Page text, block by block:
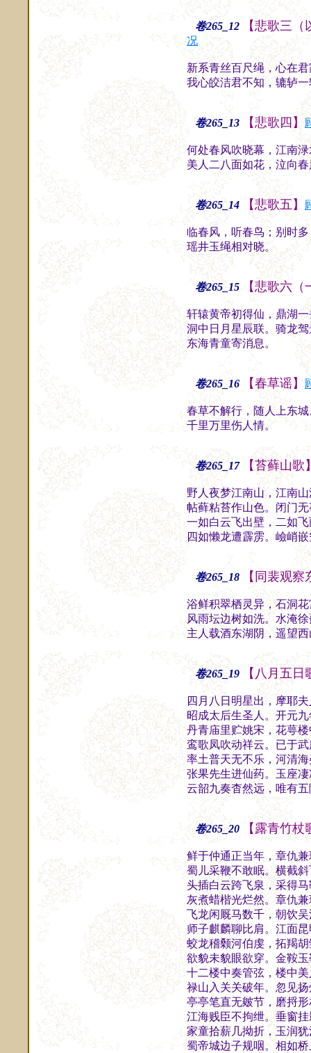
卷265_12 【悲歌三
况
新系青丝百尺绳，心在
我心皎洁君不知，辘轳
卷265_13 【悲歌四】
何处春风吹晓幕，江南
美人二八面如花，泣向
卷265_14 【悲歌五】
临春风，听春鸟；别时
瑶井玉绳相对晓。斋
卷265_15 【悲歌六
轩辕黄帝初得仙，鼎湖
洞中日月星辰联。骑龙
东海青童寄消息。
卷265_16 【春草谣】
春草不解行，随人上东
千里万里伤人情。 古
卷265_17 【苔藓山歌
野人夜梦江南山，江南
帖藓粘苔作山色。闭门
一如白云飞出壁，二如
四如懒龙遭霹雳。嶮峭
卷265_18 【同裴观
浴鲜积翠栖灵异，石洞
风雨坛边树如洗。水淹
主人载酒东湖阴，遥望
卷265_19 【八月五日
四月八日明星出，摩耶
昭成太后生圣人。开元
丹青庙里贮姚宋，花萼
鸾歌凤吹动祥云。已于
率土普天无不乐，河清
张果先生进仙药。玉座
云韶九奏杳然远，唯有
卷265_20 【露青竹杖
鲜于仲通正当年，章仇
蜀儿采鞭不敢眠。横截
头插白云跨飞泉，采得
灰煮蜡楷光烂然。章仇
飞龙闲厩马数千，朝饮
师子麒麟聊比肩。江面
蛟龙稽颡河伯虔，拓羯
欲貌未貌眼欲穿。金鞍
十二楼中奏管弦，楼中
禄山入关关破年。忽见
亭亭笔直无皴节，磨捋
江海贱臣不拘绁。垂窗
家童拾薪几拗折，玉润
蜀帝城边子规咽。相如